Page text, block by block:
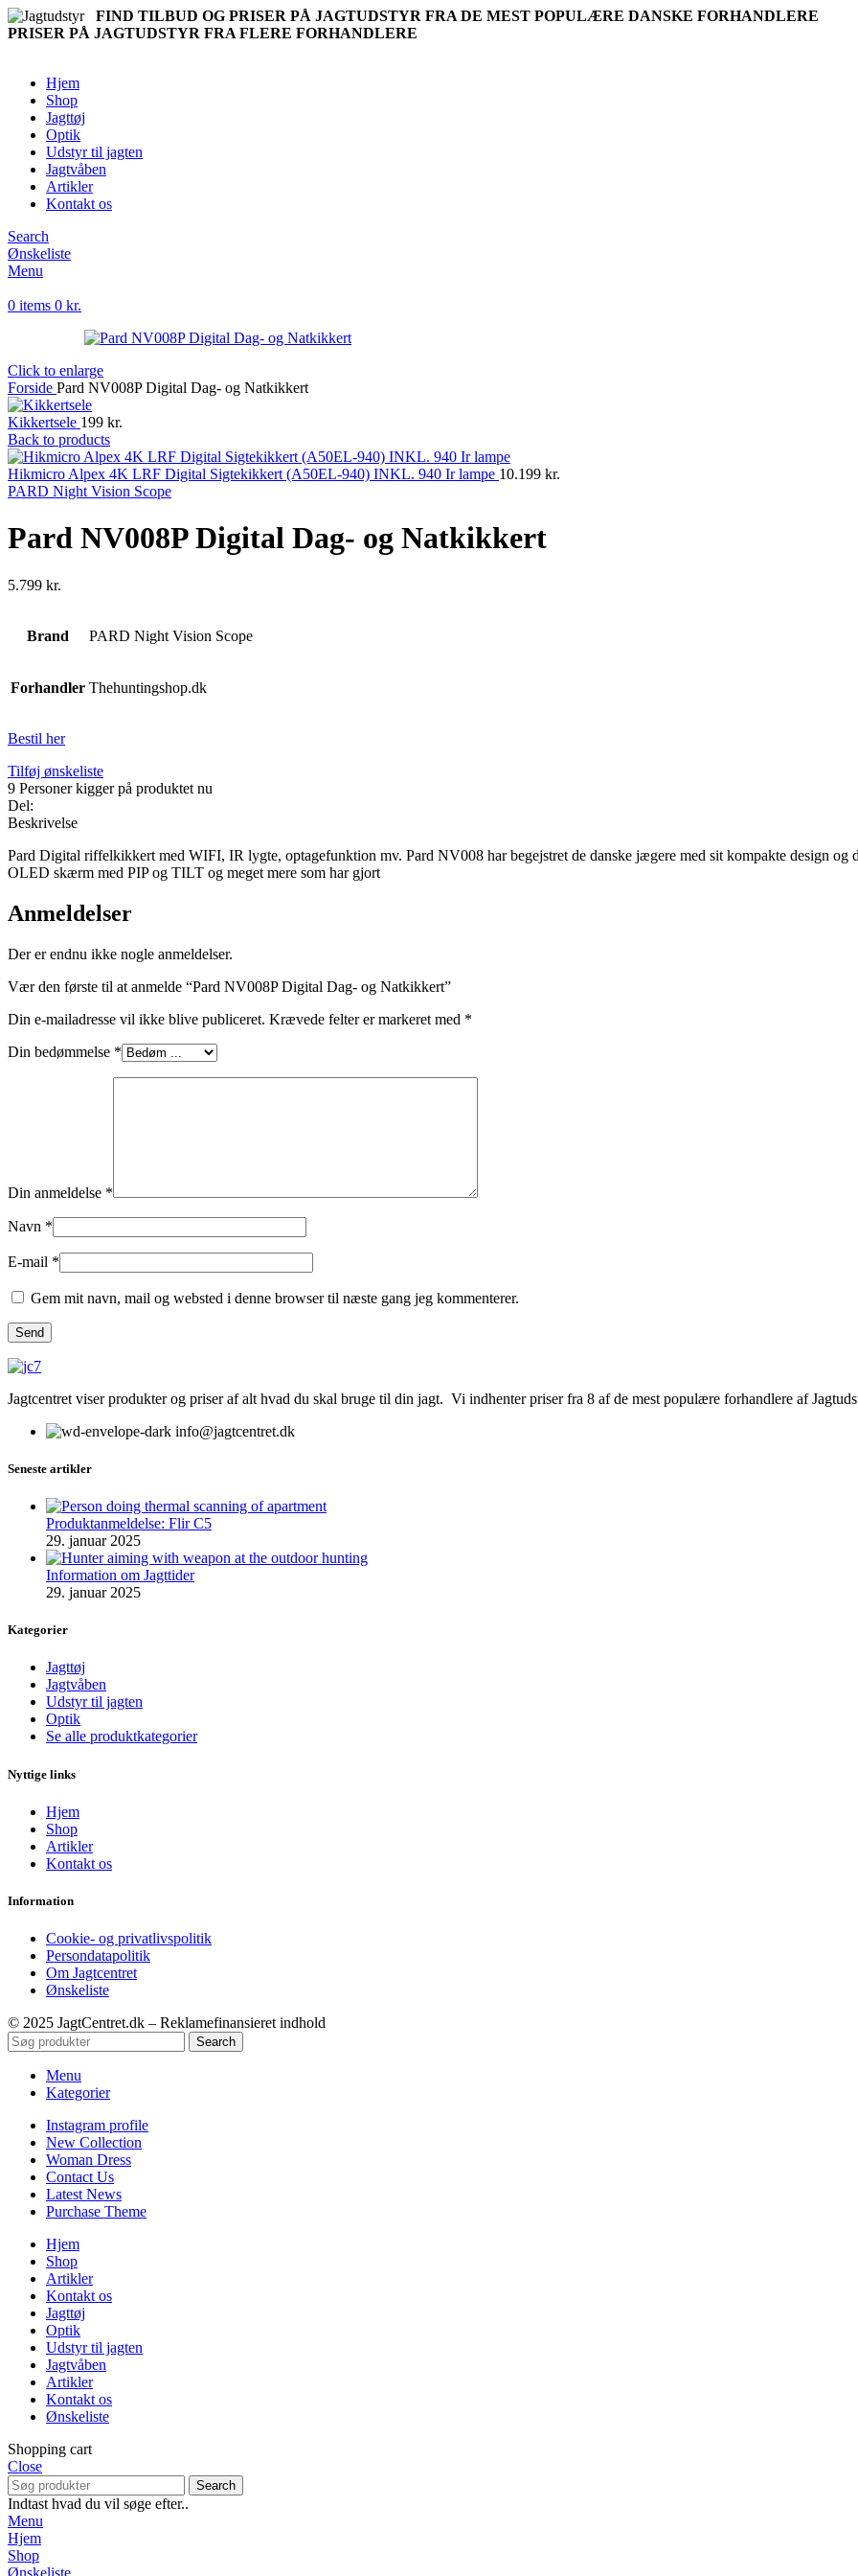
FIND TILBUD OG PRISER PÅ JAGTUDSTYR FRA DE MEST POPULÆRE DANSKE FORHANDLERE
PRISER PÅ JAGTUDSTYR FRA FLERE FORHANDLERE
Hjem
Shop
Jagttøj
Optik
Udstyr til jagten
Jagtvåben
Artikler
Kontakt os
Search
Ønskeliste
Menu
0 items 0 kr.
Click to enlarge
Forside Pard NV008P Digital Dag- og Natkikkert
Kikkertsele 199 kr.
Back to products
Hikmicro Alpex 4K LRF Digital Sigtekikkert (A50EL-940) INKL. 940 Ir lampe 10.199 kr.
PARD Night Vision Scope
Pard NV008P Digital Dag- og Natkikkert
5.799 kr.
Brand PARD Night Vision Scope
Forhandler Thehuntingshop.dk
Bestil her
Tilføj ønskeliste
9 Personer kigger på produktet nu
Del:
Beskrivelse
Pard Digital riffelkikkert med WIFI, IR lygte, optagefunktion mv. Pard NV008 har begejstret de danske jægere med sit kompakte design
OLED skærm med PIP og TILT og meget mere som har gjort
Anmeldelser
Der er endnu ikke nogle anmeldelser.
Vær den første til at anmelde “Pard NV008P Digital Dag- og Natkikkert”
Din e-mailadresse vil ikke blive publiceret. Krævede felter er markeret med *
Din bedømmelse *
Din anmeldelse *
Navn *
E-mail *
Gem mit navn, mail og websted i denne browser til næste gang jeg kommenterer.
Jagtcentret viser produkter og priser af alt hvad du skal bruge til din jagt. Vi indhenter priser fra 8 af de mest populære forhandlere af
info@jagtcentret.dk
Seneste artikler
Produktanmeldelse: Flir C5
29. januar 2025
Information om Jagttider
29. januar 2025
Kategorier
Jagttøj
Jagtvåben
Udstyr til jagten
Optik
Se alle produktkategorier
Nyttige links
Hjem
Shop
Artikler
Kontakt os
Information
Cookie- og privatlivspolitik
Persondatapolitik
Om Jagtcentret
Ønskeliste
© 2025 JagtCentret.dk – Reklamefinansieret indhold
Search
Menu
Kategorier
Instagram profile
New Collection
Woman Dress
Contact Us
Latest News
Purchase Theme
Hjem
Shop
Artikler
Kontakt os
Jagttøj
Optik
Udstyr til jagten
Jagtvåben
Artikler
Kontakt os
Ønskeliste
Shopping cart
Close
Search
Indtast hvad du vil søge efter..
Menu
Hjem
Shop
Ønskeliste